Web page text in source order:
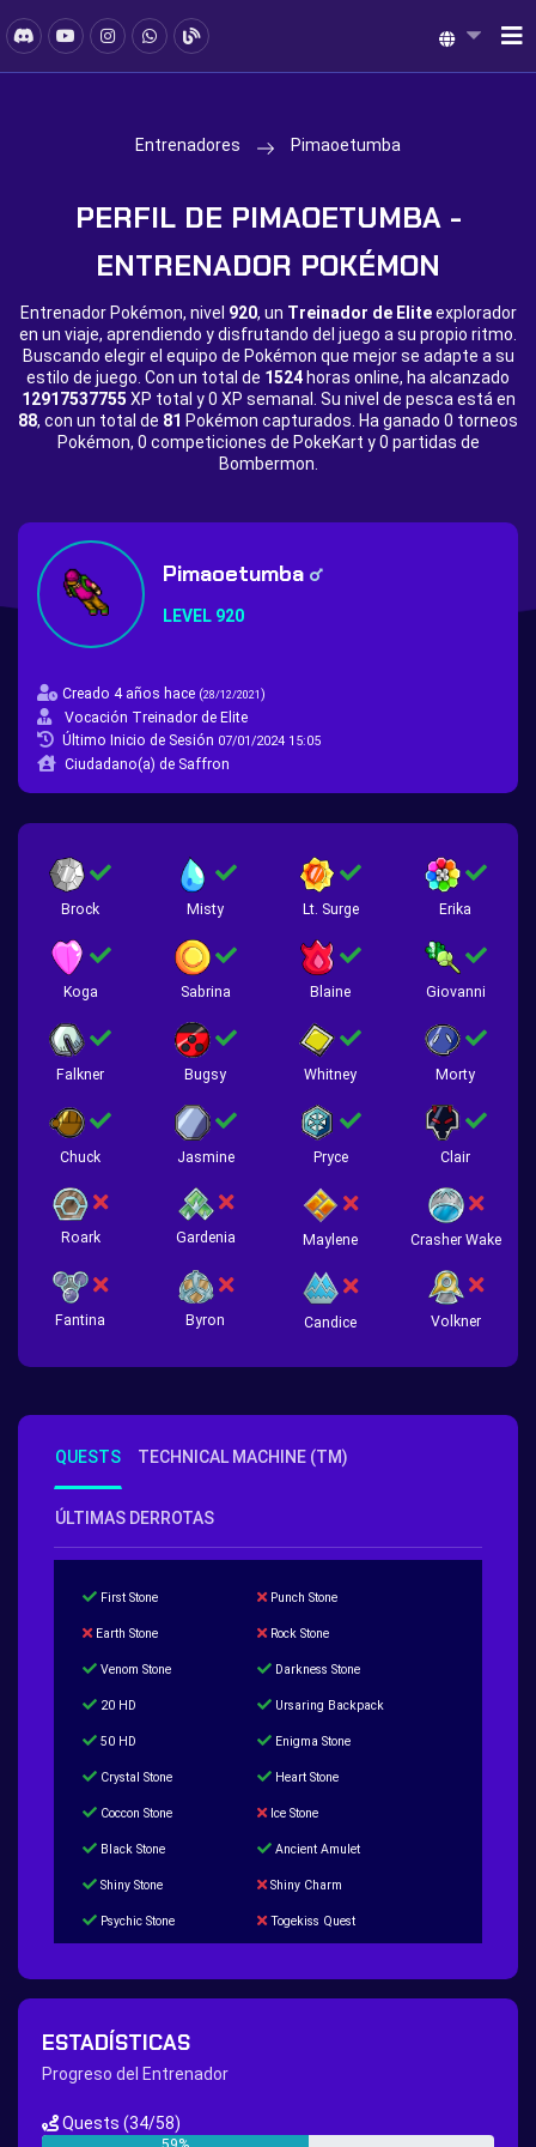
Entrenadores Pimaoetumba
PERFIL DE PIMAOETUMBA -
ENTRENADOR POKÉMON
Entrenador Pokémon, nivel 920, un Treinador de Eliteexplorador
en un viaje, aprendiendo y disfrutando del juego a su propio ritmo.
Buscando elegir el equipo de Pokémon que mejor se adapte a su
estilo de juego. Con un total de 1524 horas online, ha alcanzado
12917537755 XP total y0 XP semanal. Su nivel de pesca está en
88, con un total de 81 Pokémon capturados. Ha ganado 0 torneos
Pokémon, 0 competiciones de PokeKart y0 partidas de
Bombermon.
Pimaoetumba
LEVEL 920
Creado 4 años hace (28/12/2021)
Vocación Treinador de Elite
Último Inicio de Sesión 07/01/2024 15:05
Ciudadano(a) de Saffron
Brock Misty Lt. Surge Erika
Koga Sabrina Blaine Giovanni
Falkner Bugsy Whitney Morty
Chuck Jasmine Pryce Clair
Roark Gardenia Maylene Crasher Wake
Fantina Byron Candice Volkner
QUESTS TECHNICAL MACHINE (TM)
ÚLTIMAS DERROTAS
First Stone Punch Stone
Earth Stone Rock Stone
Venom Stone Darkness Stone
20 HD Ursaring Backpack
50 HD Enigma Stone
Crystal Stone Heart Stone
Coccon Stone Ice Stone
Black Stone Ancient Amulet
Shiny Stone Shiny Charm
Psychic Stone Togekiss Quest
200 Great Ball Quest
Hippie Outfit Quest
New Continent Quest pt.1 New Continent Quest pt.2
ESTADÍSTICAS
Progreso del Entrenador
Quests (34/58)